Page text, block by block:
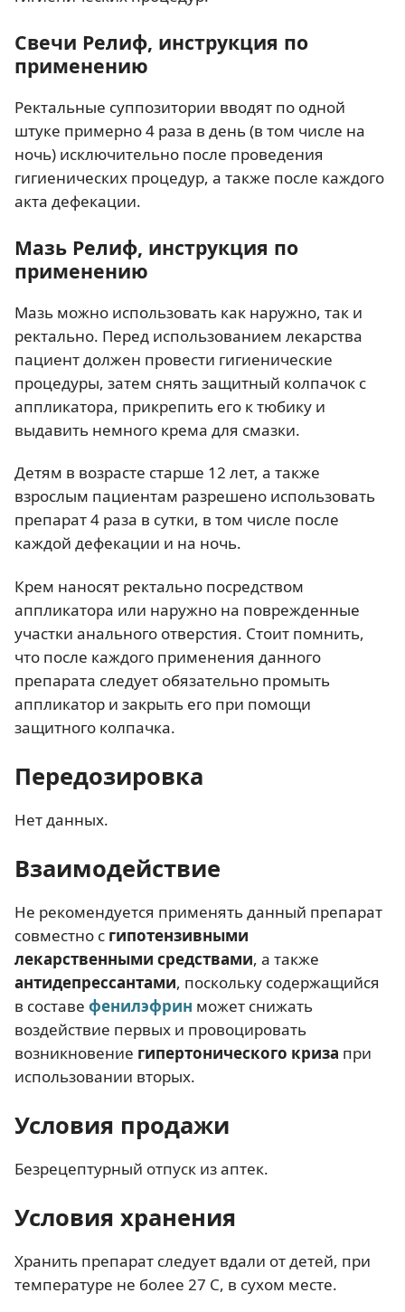
Свечи Релиф, инструкция по
применению
Ректальные суппозитории вводят по одной
штуке примерно 4 раза в день (в том числе на
ночь) исключительно после проведения
гигиенических процедур, а также после каждого
акта дефекации.
Мазь Релиф, инструкция по
применению
Мазь можно использовать как наружно, так и
ректально. Перед использованием лекарства
пациент должен провести гигиенические
процедуры, затем снять защитный колпачок с
аппликатора, прикрепить его к тюбику и
выдавить немного крема для смазки.
Детям в возрасте старше 12 лет, а также
взрослым пациентам разрешено использовать
препарат 4 раза в сутки, в том числе после
каждой дефекации и на ночь.
Крем наносят ректально посредством
аппликатора или наружно на поврежденные
участки анального отверстия. Стоит помнить,
что после каждого применения данного
препарата следует обязательно промыть
аппликатор и закрыть его при помощи
защитного колпачка.
Передозировка
Нет данных.
Взаимодействие
Не рекомендуется применять данный препарат
совместно с гипотензивными
лекарственными средствами, а также
антидепрессантами, поскольку содержащийся
в составе фенилэфрин может снижать
воздействие первых и провоцировать
возникновение гипертонического криза при
использовании вторых.
Условия продажи
Безрецептурный отпуск из аптек.
Условия хранения
Хранить препарат следует вдали от детей, при
температуре не более 27 С, в сухом месте.